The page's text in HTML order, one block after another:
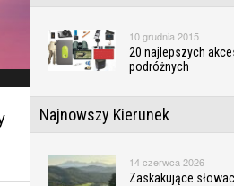
10 grudnia 2015
20 najlepszych
podróżnych
Najnowszy Kierunek
14 czerwca 2026
Zaskakujące